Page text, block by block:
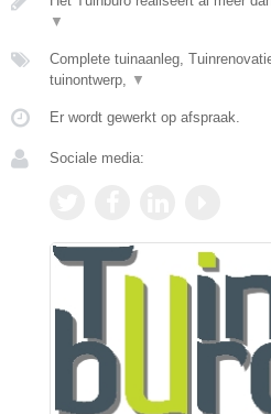
▼
Complete tuinaanleg,
tuinontwerp,
▼
Er wordt gewerkt op afspraak.
Sociale media: